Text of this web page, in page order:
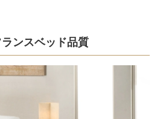
ンスベッド品質